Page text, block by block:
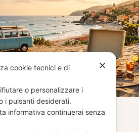
i vinili usati
✕
cookie tecnici e di
o personalizzare i
i pulsanti desiderati.
informativa continuerai senza